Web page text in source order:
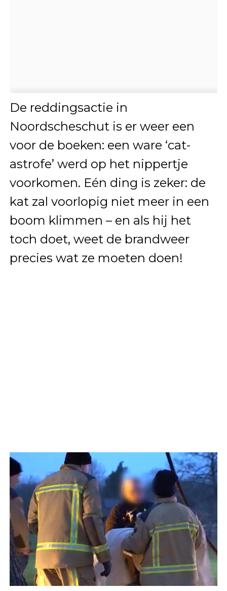
De reddingsactie in
Noordscheschut is er weer een
voor de boeken: een ware ‘cat-
astrofe’ werd op het nippertje
voorkomen. Eén ding is zeker: de
kat zal voorlopig niet meer in een
boom klimmen – en als hij het
toch doet, weet de brandweer
precies wat ze moeten doen!